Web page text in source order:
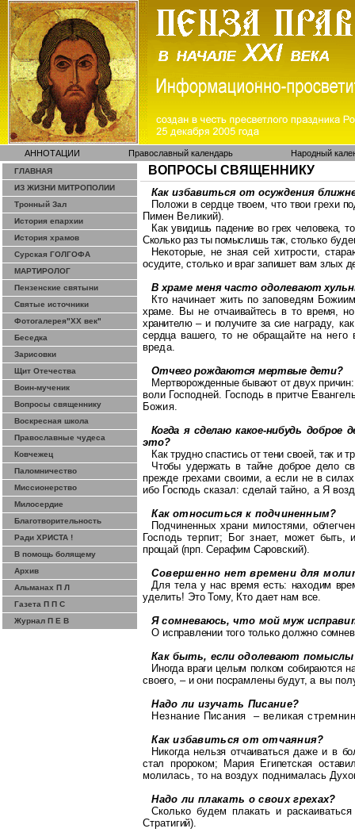
АННОТАЦИИ Православный календарь Народный
ГЛАВНАЯ
ИЗ ЖИЗНИ МИТРОПОЛИИ
Тронный Зал
История епархии
История храмов
Сурская ГОЛГОФА
МАРТИРОЛОГ
Пензенские святыни
Святые источники
Фотогалерея"ХХ век"
Беседка
Зарисовки
Щит Отечества
Воин-мученик
Вопросы священнику
Воскресная школа
Православные чудеса
Ковчежец
Паломничество
Миссионерство
Милосердие
Благотворительность
Ради ХРИСТА !
В помощь болящему
Архив
Альманах П Л
Газета П П С
Журнал П Е В
ВОПРОСЫ СВЯЩЕННИКУ
Как избавиться от осуждения
Положи в сердце твоем, что твои грехи
Пимен Великий).
Как увидишь падение вогрех человека,
Сколько раз ты помыслишь так, столько
Некоторые, незная сей хитрости,
осудите, столько и враг запишет вам злых
В храме меня часто одолевают
Кто начинает жить по заповедям
храме. Вы не отчаивайтесь в то время,
хранителю – и получите за сие награду,
сердца вашего, то необращайте на
вреда.
Отчего рождаются мертвые дети?
Мертворожденные бывают от двух
воли Господней. Господь в притче
Божия.
Когда я сделаю какое-нибудь доброе
это?
Как трудно спастись от тени своей, так и
Чтобы удержать в тайне доброе дело
прежде грехами своими, а если не в си
ибо Господь сказал: сделай тайно, а Я
Как относиться к подчиненным?
Подчиненных храни милостями,
Господь терпит; Бог знает, может быть,
прощай (прп. Серафим Саровский).
Совершенно нет времени для
Для тела у нас время есть: находим
уделить! Это Тому, Кто дает нам все.
Я сомневаюсь, что мой муж
О исправлении того только должно
Как быть, если одолевают
Иногда враги целым полком собираются
своего, – и они посрамлены будут,а вы
Надо ли изучать Писание?
Незнание Писания
– великая
Как избавиться от отчаяния?
Никогда нельзя отчаиваться даже и в
стал пророком; Мария Египетская оста
молилась, то на воздух поднималась
Надо ли плакать о своих грехах?
Сколько будем плакать и
Стратигий).